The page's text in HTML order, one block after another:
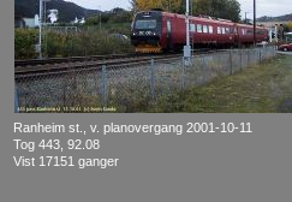
Ranheim st., v. planovergang 2001-10-11
Tog 443, 92.08
Vist 17151 ganger